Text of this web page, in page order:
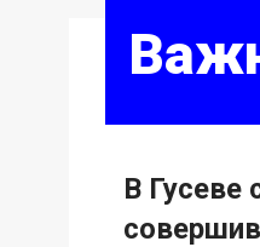
В Гусеве